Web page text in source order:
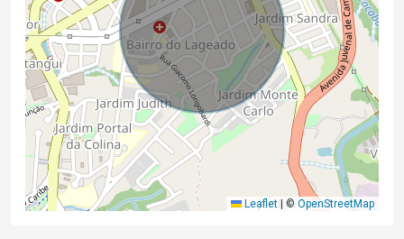
Leaflet | © OpenStreetMap